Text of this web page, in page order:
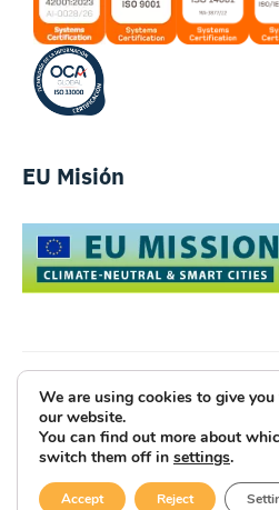
EU Misión
Luce Innovative
Aviso Legal
Política de
Site Map
We are using cookies to give
our website.
You can find out more about
switch them off in settings.
Accept Reject